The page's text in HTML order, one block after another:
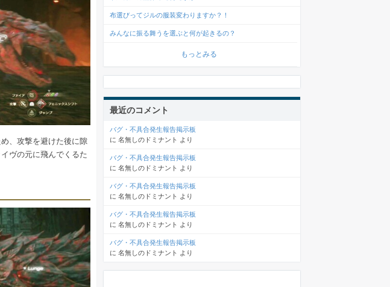
、攻撃を避けた後に隙
ヴの元に飛んでくるた
布選びってジルの服装変わりますか？！
みんなに振る舞うを選ぶと何が起きるの？
もっとみる
最近のコメント
バグ・不具合発生報告掲示板
に 名無しのドミナント より
バグ・不具合発生報告掲示板
に 名無しのドミナント より
バグ・不具合発生報告掲示板
に 名無しのドミナント より
バグ・不具合発生報告掲示板
に 名無しのドミナント より
バグ・不具合発生報告掲示板
に 名無しのドミナント より